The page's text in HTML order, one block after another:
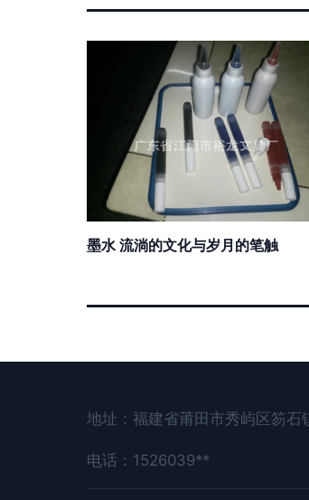
墨水 流淌的文化与岁月的笔触
地址：福建省莆田市秀屿区笏
电话：1526039**